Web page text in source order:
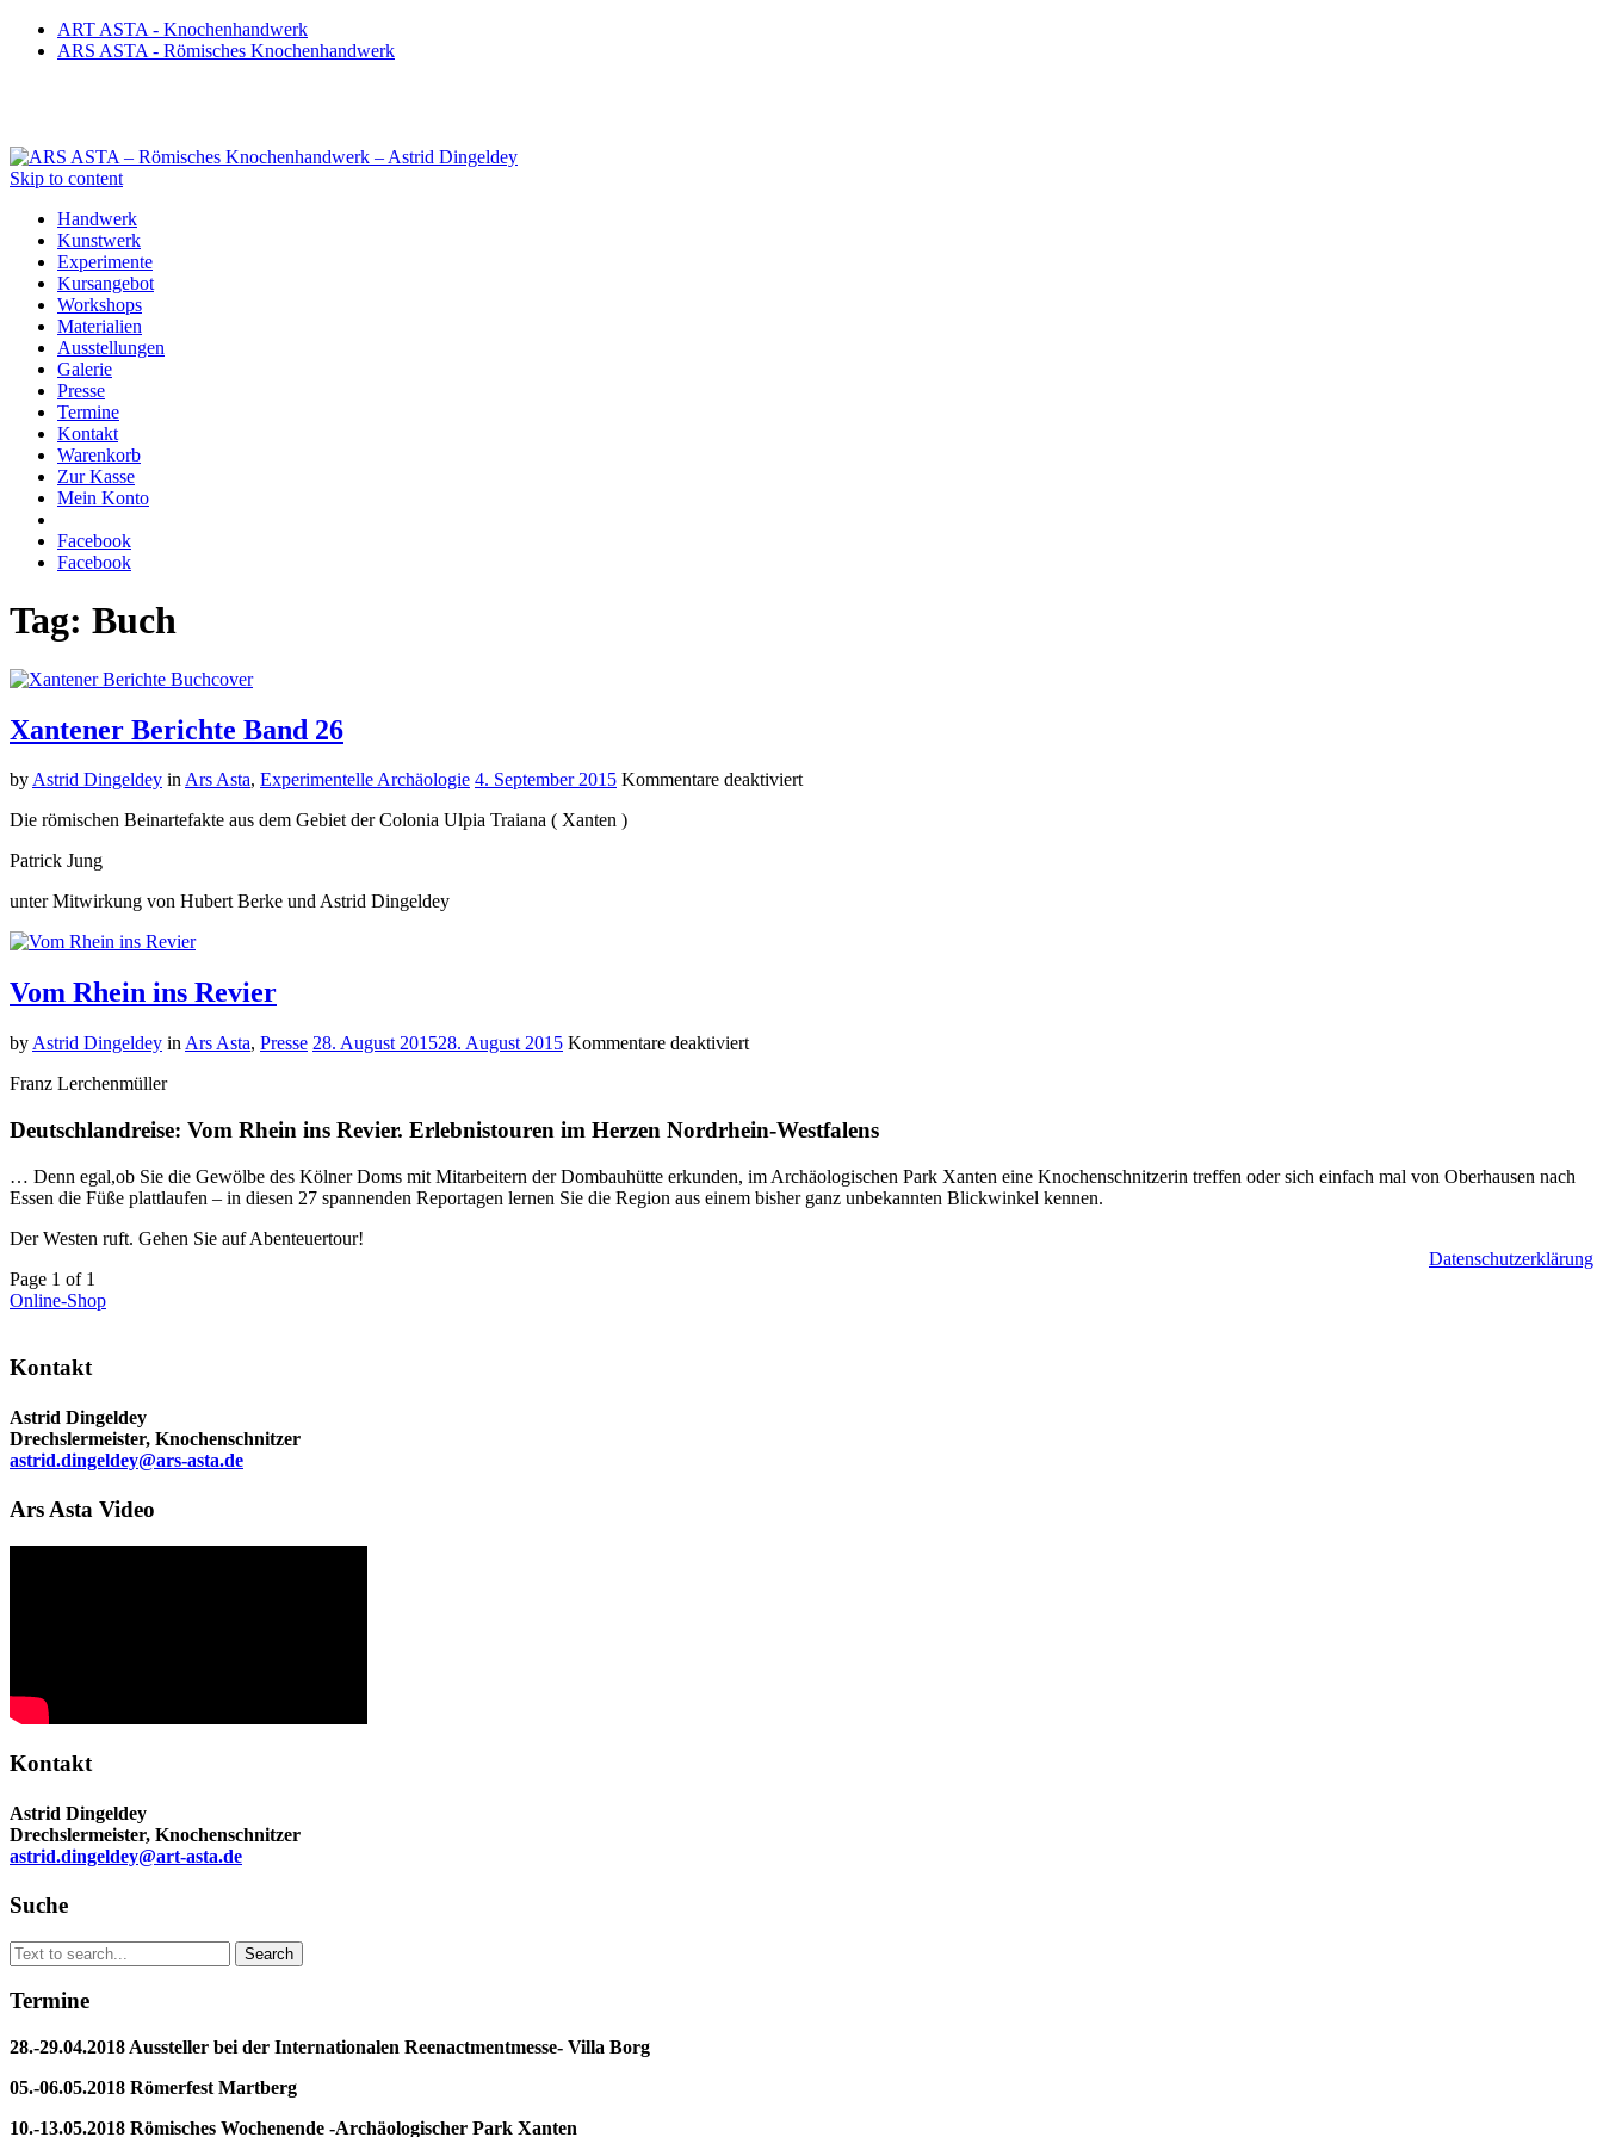
ART ASTA - Knochenhandwerk
ARS ASTA - Römisches Knochenhandwerk
Skip to content
Handwerk
Kunstwerk
Experimente
Kursangebot
Workshops
Materialien
Ausstellungen
Galerie
Presse
Termine
Kontakt
Warenkorb
Zur Kasse
Mein Konto
Facebook
Facebook
Tag: Buch
Xantener Berichte Band 26
byAstrid Dingeldey inArs Asta, Experimentelle Archäologie 4. September 2015 Kommentare deaktiviertfür
Die römischen Beinartefakte aus dem Gebiet der Colonia Ulpia Traiana ( Xanten )
Patrick Jung
unter Mitwirkung von Hubert Berke und Astrid Dingeldey
Vom Rhein ins Revier
by Astrid Dingeldey in Ars Asta, Presse 28. August 201528. August 2015 Kommentare deaktiviertfür
Revier
Franz Lerchenmüller
Deutschlandreise: Vom Rhein ins Revier. Erlebnistouren im Herzen Nordrhein-Westfalens
… Denn egal,ob Sie die Gewölbe des Kölner Doms mit Mitarbeitern der Dombauhütte erkunden, im Archäologischen Park Xanten eine Knochenschnitzerin treffen oder sich einfach mal von Oberhausen nach
Essen die Füße plattlaufen – in diesen 27 spannenden Reportagen lernen Sie die Region aus einem bisher ganz unbekannten Blickwinkel kennen.
Der Westen ruft. Gehen Sie auf Abenteuertour!
Post
navigation
Page 1 of 1
Datenschutzerklärung
Online-Shop
Kontakt
Astrid Dingeldey
Drechslermeister, Knochenschnitzer
astrid.dingeldey@ars-asta.de
Ars Asta Video
Kontakt
Astrid Dingeldey
Drechslermeister, Knochenschnitzer
astrid.dingeldey@art-asta.de
Suche
Search
for:
Search
Termine
28.-29.04.2018 Aussteller bei der Internationalen Reenactmentmesse- Villa Borg
05.-06.05.2018 Römerfest Martberg
10.-13.05.2018 Römisches Wochenende -Archäologischer Park Xanten